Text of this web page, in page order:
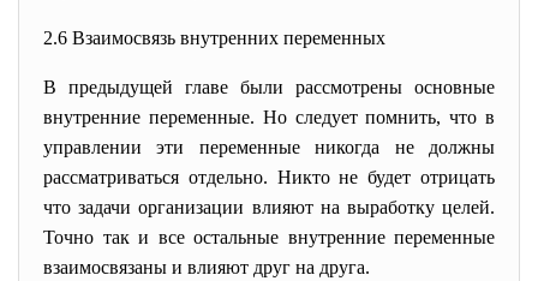
2.6 Взаимосвязь внутренних переменных
В предыдущей главе были рассмотрены основные
внутренние переменные. Но следует помнить, что в
управлении эти переменные никогда не должны
рассматриваться отдельно. Никто не будет отрицать
что задачи организации влияют на выработку целей.
Точно так и все остальные внутренние переменные
взаимосвязаны и влияют друг на друга.